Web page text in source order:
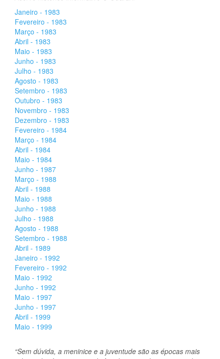
Janeiro - 1983
Fevereiro - 1983
Março - 1983
Abril - 1983
Maio - 1983
Junho - 1983
Julho - 1983
Agosto - 1983
Setembro - 1983
Outubro - 1983
Novembro - 1983
Dezembro - 1983
Fevereiro - 1984
Março - 1984
Abril - 1984
Maio - 1984
Junho - 1987
Março - 1988
Abril - 1988
Maio - 1988
Junho - 1988
Julho - 1988
Agosto - 1988
Setembro - 1988
Abril - 1989
Janeiro - 1992
Fevereiro - 1992
Maio - 1992
Junho - 1992
Maio - 1997
Junho - 1997
Abril - 1999
Maio - 1999
“Sem dúvida, a meninice e a juventude são as épocas mais